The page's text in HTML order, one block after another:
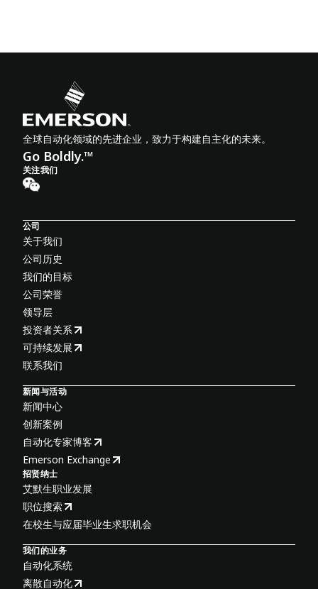
全球自动化领域的先进企业，致力于构建自主化的未来。
Go Boldly.™
关注我们
公司
关于我们
公司历史
我们的目标
公司荣誉
领导层
投资者关系
可持续发展
联系我们
新闻与活动
新闻中心
创新案例
自动化专家博客
Emerson Exchange
招贤纳士
艾默生职业发展
职位搜索
在校生与应届毕业生求职机会
我们的业务
自动化系统
离散自动化